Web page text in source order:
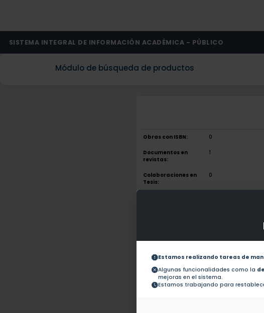
Estamos realizando tareas de
Algunas funcionalidades como la
mejoras en el sistema.
Estamos trabajando para
SISTEMA INTEGRAL DE INFORMACIÓN ACADÉMICA - PÚBLICO
Módulo de búsqueda de productos
Obras con ISBN: 0
Documentos en
revistas:
1
Colaboraciones en
Tesis:
0
No hay obras de
Colaboraciones en
No hay tesis de este